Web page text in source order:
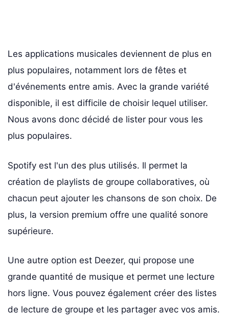
Les applications musicales deviennent de plus en
plus populaires, notamment lors de fêtes et
d'événements entre amis. Avec la grande variété
disponible, il est difficile de choisir lequel utiliser.
Nous avons donc décidé de lister pour vous les
plus populaires.
Spotify est l'un des plus utilisés. Il permet la
création de playlists de groupe collaboratives, où
chacun peut ajouter les chansons de son choix. De
plus, la version premium offre une qualité sonore
supérieure.
Une autre option est Deezer, qui propose une
grande quantité de musique et permet une lecture
hors ligne. Vous pouvez également créer des listes
de lecture de groupe et les partager avec vos amis.